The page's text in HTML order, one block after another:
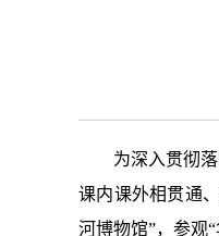
为深入贯彻
课内课外相贯通
河博物馆”，参观